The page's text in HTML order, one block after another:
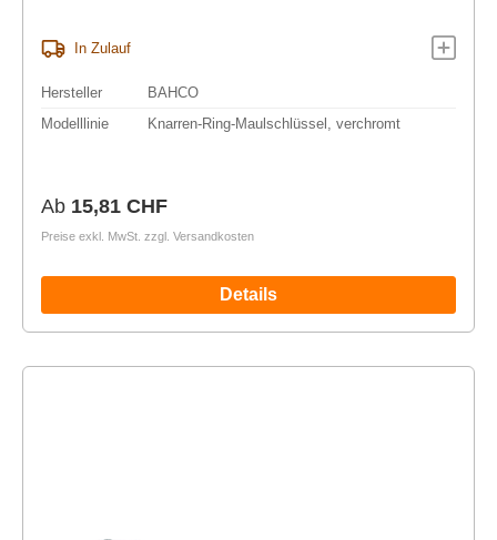
In Zulauf
Hersteller
BAHCO
Modelllinie
Knarren-Ring-Maulschlüssel, verchromt
Regulärer Preis:
Ab 15,81 CHF
Preise exkl. MwSt. zzgl. Versandkosten
Details